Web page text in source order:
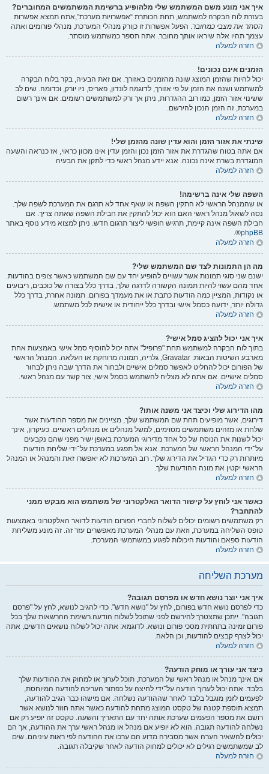
איך אני מונע משם המשתמש שלי מלהופיע ברשימת המשתמשים המחוברים?
בעזרת לוח הבקרה למשתמש, תחת הכותרת “אפשרויות מערכת”,אתה תמצא אפשרות
הסתר את מצבי כמחובר. הפעל אפשרות זו כןורק מנהלי המערכת, מנהלי פורומים ואתה
עצמך תהיו אלה שיראו אותך מחובר. אתה תספר כמשתמש מוסתר.
חזרה למעלה
הזמנים אינם נכונים!
יכול להיות שהזמן המוצג שונה מהזמנים באזורך. אם זאת הבעיה, בקר בלוח הבקרה
למשתמש ושנה את הזמן על פי אזורך, לדוגמה לונדון, פאריס, ניו יורק, וכדומה. שים לב
ששינוי אזור הזמן, כמו רוב ההגדרות, ניתן אך ורק למשתמשים רשומים. אם אינך רשום
במערכת, זה הזמן הנכון להירשם.
חזרה למעלה
שינתי את אזור הזמן והוא עדין שונה מהזמן שלי!
אם אתה בטוח שהגדרת את אזור הזמן נכון והזמן עדין אינו מכוון כראוי, אז כנראה והשעה
המוגדרת בשרת אינה נכונה. אנא יידע מנהל ראשי כדי לתקן את הבעיה
חזרה למעלה
השפה שלי אינה ברשימה!
או שהמנהל הראשי לא התקין השפה או שאף אחד לא תרגם את המערכת לשפה שלך.
נסה לשאול מנהל ראשי האם הוא יכול להתקין את חבילת השפה שאתה צריך. אם
חבילת השפה אינה קיימת, תרגיש חופשי ליצור תרגום חדש. ניתן למצוא מידע נוסף באתר
phpBB
®.
חזרה למעלה
מה הן התמונות לצד שם המשתמש שלי?
ישנם שני סוגי תמונות אשר עשויים להופיע יחד עם שם המשתמש כאשר צופים בהודעות.
אחד מהם עשוי להיות תמונה הקשורה לדרגה שלך, בדרך כלל בצורה של כוכבים, ריבועים
או נקודות, המציין כמה הודעות כתבת או את מעמדך בפורום. תמונה אחרת, בדרך כלל
גדולה יותר, ידועה כסמל אישי ובדרך כלל ייחודית או אישית לכל משתמש.
חזרה למעלה
איך אני יכול להציג סמל אישי?
בתוך לוח הבקרה למשתמש תחת "פרופיל" אתה יכול להוסיף סמל אישי באמצעות אחת
מארבע השיטות הבאות: Gravatar, גלריה, תמונה מרוחקת או העלאה. המנהל הראשי
של הפורום יכול להחליט לאפשר סמלים אישיים ולבחור את הדרך שבה ניתן לבחור
סמלים אישיים. אם אתה לא מצליח להשתמש בסמל אישי, צור קשר עם מנהל ראשי.
חזרה למעלה
מהו הדירוג שלי וכיצד אני משנה אותו?
דירוגים, אשר מופיעים תחת שם המשתמש שלך, מציינים את מספר ההודעות אשר
שלחת או מזהים משתמשים מסוימים, למשל מנהלים או מנהלים ראשיים. כעיקרון, אינך
יכול לשנות את הנוסח של כל אחד מדירוגי המערכת באופן ישיר מפני שהם נקבעים
על־ידי המנהל הראשי של המערכת. אנא אל תפגע במערכת על־ידי שליחת הודעות
מיותרות רק כדי הגדיל את הדירוג שלך. רוב המערכות לא יאפשרו זאת והמנהל או המנהל
הראשי יקטין את מונה ההודעות שלך.
חזרה למעלה
כאשר אני לוחץ על קישור הדואר האלקטרוני של משתמש הוא מבקש ממני
להתחבר?
רק משתמשים רשומים יכולים לשלוח לחברי הפורום הודעות לדואר האלקטרוני באמצעות
טופס השליחה במערכת, וזאת עם מנהלי המערכת מאפשרים עזר זה. זה מונע משליחת
הודעות ספאם והודעות היכולות לפגוע במשתמשי המערכת.
חזרה למעלה
מערכת השליחה
איך אני יוצר נושא חדש או מפרסם תגובה?
כדי לפרסם נושא חדש בפורום, לחץ על "נושא חדש". כדי להגיב לנושא, לחץ על "פרסם
תגובה". ייתכן שתצטרך להירשם לפני שתוכל לשלוח הודעה.רשימת ההרשאות שלך בכל
פורום זמינה בתחתית מסכי פורום ונושא. לדוגמא: אתה יכול לשלוח נושאים חדשים, אתה
יכול לצרף קבצים להודעות, וכן הלאה.
חזרה למעלה
כיצד אני עורך או מוחק הודעה?
אם אינך מנהל או מנהל ראשי של המערכת, תוכל לערוך או למחוק את ההודעות שלך
בלבד. אתה יכול לערוך הודעה על־ידי לחיצה על כפתור העריכה להודעה המיוחסת,
לפעמים לזמן מוגבל בלבד לאחר שההודעה נשלחה. אם מישהו כבר הגיב להודעה,
תמצא תוספת קטנה של טקסט המוצג מתחת להודעה כאשר אתה חוזר לנושא אשר
רושם את מספר הפעמים שערכת אותה יחד עם התאריך והשעה. טקסט זה יופיע רק אם
נשלחה להודעה תגובה. הוא לא יופיע אם מנהל או מנהל ראשי ערך את ההודעה, אך הם
יכולים להשאיר הערה אשר מסבירה מדוע הם ערכו את ההודעה לפי ראות עיניהם. שים
לב שמשתמשים רגילים לא יכולים למחוק הודעה לאחר שקיבלה תגובה.
חזרה למעלה